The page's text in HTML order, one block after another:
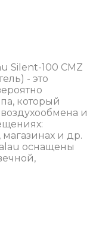
Silent-100 CMZ
- это
который
и
магазинах и др.
оснащены